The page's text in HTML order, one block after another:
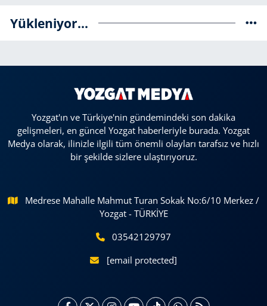
Yükleniyor...
Yozgat'ın ve Türkiye'nin gündemindeki son dakika
gelişmeleri, en güncel Yozgat haberleriyle burada. Yozgat
Medya olarak, ilinizle ilgili tüm önemli olayları tarafsız ve hızlı
bir şekilde sizlere ulaştırıyoruz.
Medrese Mahalle Mahmut Turan Sokak No:6/10 Merkez /
Yozgat - TÜRKİYE
03542129797
[email protected]